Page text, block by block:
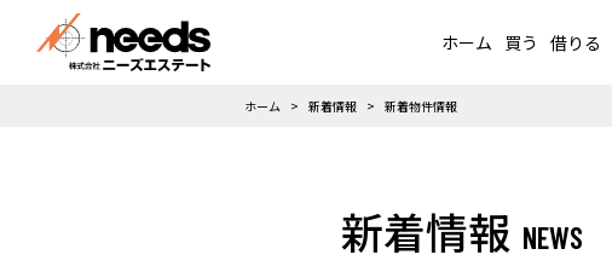
ホーム 買う 借りる
ホーム 新着情報 新着物件情報
新着情報